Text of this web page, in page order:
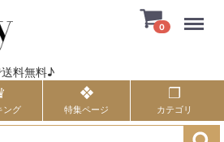
料無料♪
0
ング 特集ページ カテゴリ